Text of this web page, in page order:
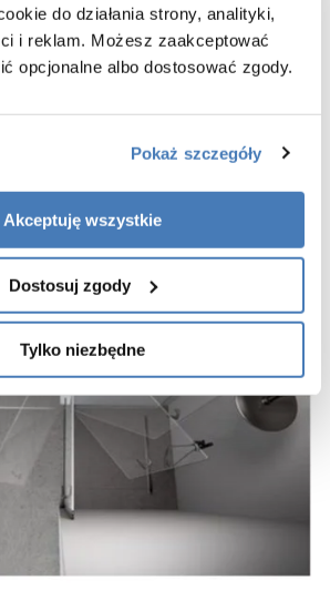
do działania strony, analityki,
i reklam. Możesz zaakceptować
opcjonalne albo dostosować zgody.
Pokaż szczegóły
Akceptuję wszystkie
Dostosuj zgody
Tylko niezbędne
profile w kolorze złoto szczotkowane
zestawie